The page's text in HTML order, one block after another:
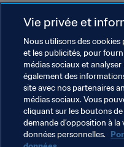
Développement durable
Droits de l'homme et
la discrimination
Santé et médical
Initiatives en matière de
formation
Vie privée et
Nous utilisons des
et les publicités, pour
médias sociaux et
également des
site avec nos partenaires
médias sociaux. Vous
cliquant sur les boutons
demande d’opposition à
données personnelles.